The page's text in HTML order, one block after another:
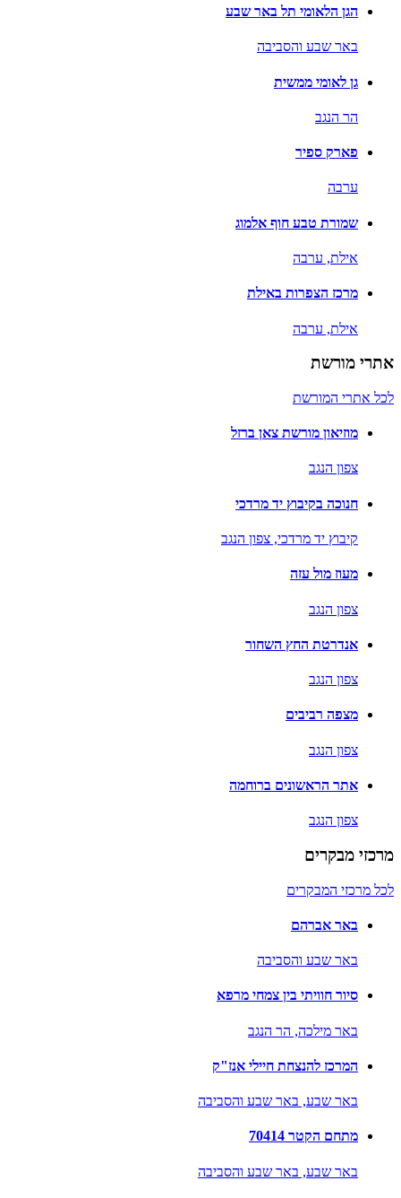
הגן הלאומי תל באר שבע
באר שבע והסביבה
גן לאומי ממשית
הר הנגב
פארק ספיר
ערבה
שמורת טבע חוף אלמוג
אילת, ערבה
מרכז הצפרות באילת
אילת, ערבה
אתרי מורשת
לכל אתרי המורשת
מוזיאון מורשת צאן ברזל
צפון הנגב
חנוכה בקיבוץ יד מרדכי
קיבוץ יד מרדכי, צפון הנגב
מעוז מול עזה
צפון הנגב
אנדרטת החץ השחור
צפון הנגב
מצפה רביבים
צפון הנגב
אתר הראשונים ברוחמה
צפון הנגב
מרכזי מבקרים
לכל מרכזי המבקרים
באר אברהם
באר שבע והסביבה
סיור חוויתי בין צמחי מרפא
באר מילכה, הר הנגב
המרכז להנצחת חיילי אנז"ק
באר שבע, באר שבע והסביבה
מתחם הקטר 70414
באר שבע, באר שבע והסביבה